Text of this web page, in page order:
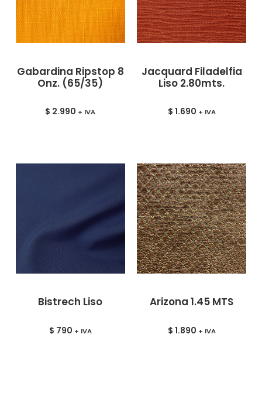
Gabardina Ripstop 8
Onz. (65/35)
$ 2.990 + IVA
Jacquard Filadelfia
Liso 2.80mts.
$ 1.690 + IVA
Bistrech Liso
$ 790 + IVA
Arizona 1.45 MTS
$ 1.890 + IVA